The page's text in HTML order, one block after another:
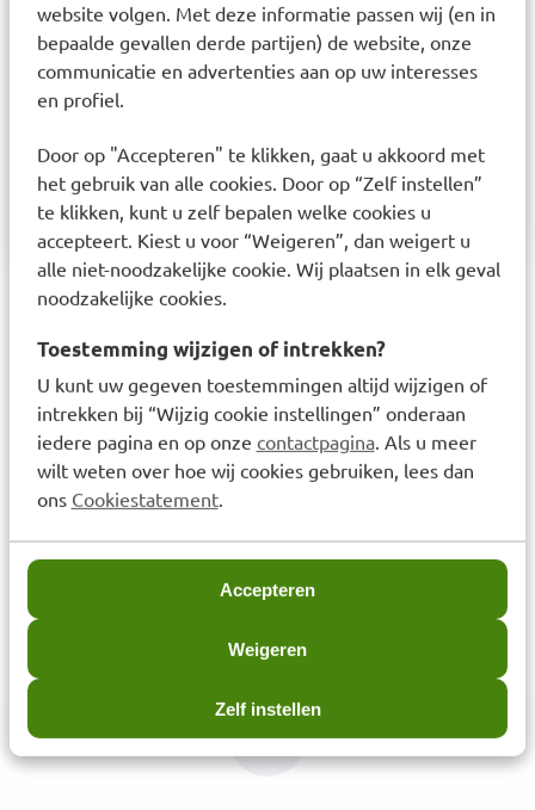
website volgen. Met deze informatie passen wij (en in
bepaalde gevallen derde partijen) de website, onze
communicatie en advertenties aan op uw interesses
en profiel.
Door op "Accepteren" te klikken, gaat u akkoord met
het gebruik van alle cookies. Door op “Zelf instellen”
te klikken, kunt u zelf bepalen welke cookies u
accepteert. Kiest u voor “Weigeren”, dan weigert u
alle niet-noodzakelijke cookie. Wij plaatsen in elk geval
noodzakelijke cookies.
Toestemming wijzigen of intrekken?
U kunt uw gegeven toestemmingen altijd wijzigen of
intrekken bij “Wijzig cookie instellingen” onderaan
iedere pagina en op onze contactpagina. Als u meer
wilt weten over hoe wij cookies gebruiken, lees dan
ons Cookiestatement.
Accepteren
Weigeren
Zelf instellen
Netherlands BV Sportlaan 24 4561 KZ Hulst Tel:
0117 49 42 42 www.metagenics.nl Een
voedingssupplement mag niet ter vervanging van
een gevarieerde en evenwichtige voeding en van
aanbevolen dagelijkse hoeveelheid niet
overschrijden. Buiten het bereik van jonge
kinderen bewaren. Droog en fris bewaren.
Laatst bekeken items
Metagenics Bactiol plus
capsule 120st
€